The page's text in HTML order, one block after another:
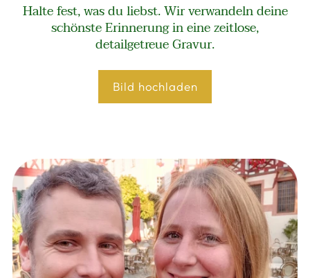
Halte fest, was du liebst. Wir verwandeln deine
schönste Erinnerung in eine zeitlose,
detailgetreue Gravur.
Bild hochladen